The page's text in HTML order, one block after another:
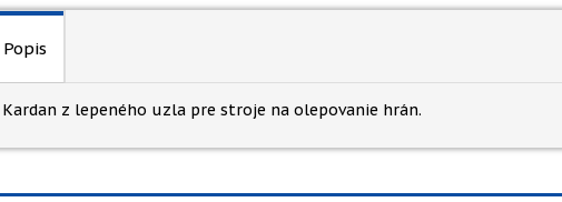
Popis
Kardan z lepeného uzla pre stroje na olepovanie hrán.